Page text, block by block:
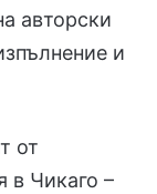
авторски
и
от
в Чикаго –